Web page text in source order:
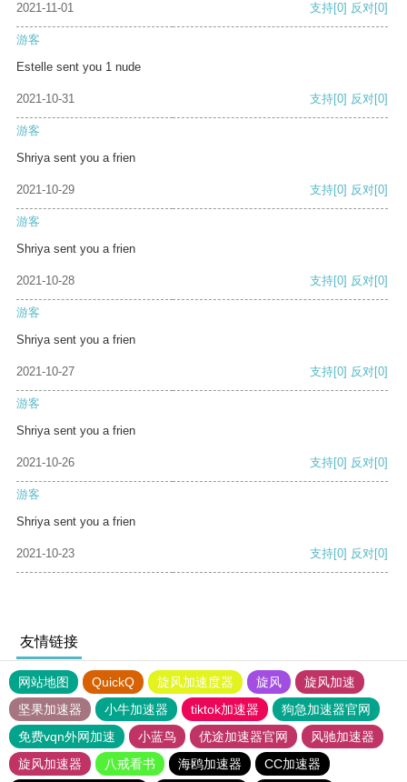
2021-11-01 支持[0] 反对[0]
游客
Estelle sent you 1 nude
2021-10-31 支持[0] 反对[0]
游客
Shriya sent you a frien
2021-10-29 支持[0] 反对[0]
游客
Shriya sent you a frien
2021-10-28 支持[0] 反对[0]
游客
Shriya sent you a frien
2021-10-27 支持[0] 反对[0]
游客
Shriya sent you a frien
2021-10-26 支持[0] 反对[0]
游客
Shriya sent you a frien
2021-10-23 支持[0] 反对[0]
友情链接
网站地图 QuickQ 旋风加速度器 旋风
旋风加速
坚果加速器
小牛加速器 tiktok加速器
狗急加速器官网
免费vqn外网加速
小蓝鸟 优途加速器官网
风驰加速器
旋风加速器
八戒看书 海鸥加速器 CC加速器